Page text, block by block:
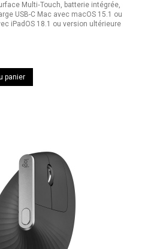
Multi‑Touch, batterie intégrée,
USB-C Mac avec macOS 15.1 ou
iPadOS 18.1 ou version ultérieure
panier